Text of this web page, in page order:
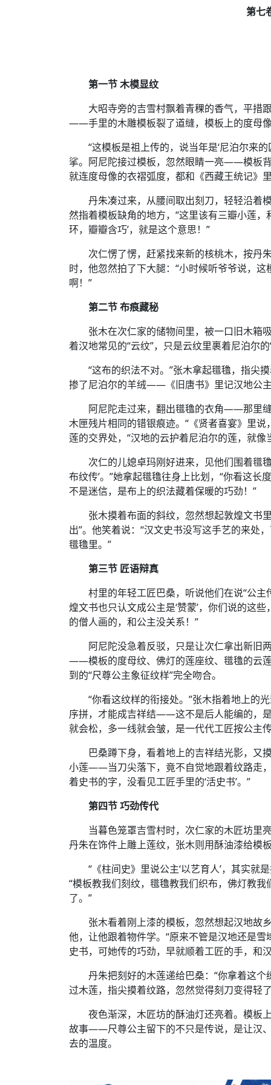
第七
第一节 木模显纹
大昭寺旁的吉雪村飘着青稞的香气，平措
——手里的木雕模板裂了道缝，模板上的度母
“这模板是祖上传的，说当年是‘尼泊尔来
挲。阿尼陀接过模板，忽然眼睛一亮——模板
就连度母像的衣褶弧度，都和《西藏王统记》
丹朱凑过来，从腰间取出刻刀，轻轻沿着
然指着模板缺角的地方，“这里该有三瓣小莲
环，瓣瓣含巧’，就是这个意思！”
次仁愣了愣，赶紧找来新的核桃木，按丹
时，他忽然拍了下大腿：“小时候听爷爷说，
啊！”
第二节 布痕藏秘
张木在次仁家的储物间里，被一口旧木箱
着汉地常见的“云纹”，只是云纹里裹着尼泊尔
“这布的织法不对。”张木拿起氆氇，指尖
掺了尼泊尔的羊绒——《旧唐书》里记汉地公主
阿尼陀走过来，翻出氆氇的衣角——那里
木匣残片相同的错银痕迹。“《贤者喜宴》里说
莲的交界处，“汉地的云护着尼泊尔的莲，就
次仁的儿媳卓玛刚好进来，见他们围着氆
布纹传’。”她拿起氆氇往身上比划，“你看这
不是迷信，是布上的织法藏着保暖的巧劲！”
张木摸着布面的斜纹，忽然想起敦煌文
出”。他笑着说：“汉文史书没写这手艺的来
氆氇里。”
第三节 匠语辩真
村里的年轻工匠巴桑，听说他们在说“公
煌文书也只认文成公主是‘赞蒙’，你们说的这
的僧人画的，和公主没关系！”
阿尼陀没急着反驳，只是让次仁拿出新旧
——模板的度母纹、佛灯的莲座纹、氆氇的云
到的“尺尊公主象征纹样”完全吻合。
“你看这纹样的衔接处。”张木指着地上的
序拼，才能成吉祥结——这不是后人能编的，是
就会松，多一线就会皱，是一代代工匠按公主
巴桑蹲下身，看着地上的吉祥结光影，又
小莲——当刀尖落下，竟不自觉地跟着纹路走
着史书的字，没看见工匠手里的‘活史书’。”
第四节 巧劲传代
当暮色笼罩吉雪村时，次仁家的木匠坊里
丹朱在饰件上雕上莲纹，张木则用酥油漆给模
“《柱间史》里说公主‘以艺育人’，其实
“模板教我们刻纹，氆氇教我们织布，佛灯教
了。”
张木看着刚上漆的模板，忽然想起汉地
他，让他跟着物件学。“原来不管是汉地还是雪
史书，可她传的巧劲，早就顺着工匠的手，和
丹朱把刻好的木莲递给巴桑：“你拿着这个
过木莲，指尖摸着纹路，忽然觉得刻刀变得
夜色渐深，木匠坊的酥油灯还亮着。模板
故事——尺尊公主留下的不只是传说，是让汉
去的温度。